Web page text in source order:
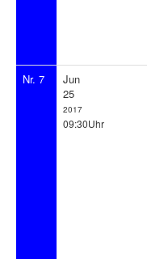
Nr. 7
Jun
25
2017
09:30Uhr